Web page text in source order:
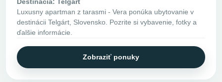
Luxusny apartman z tarasmi - Vera ponúka ubytovanie v
destinácii Telgárt, Slovensko. Pozrite si vybavenie, fotky a
ďalšie informácie.
Zobraziť ponuky